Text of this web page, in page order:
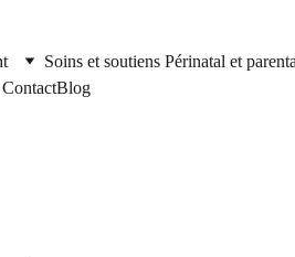
Soins et soutiens Périnatal et
ContactBlog